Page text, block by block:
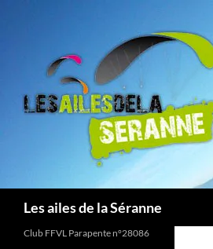
Les ailes de la Séranne
Club FFVL Parapente n°28086